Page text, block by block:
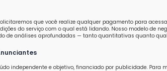
que você realize qualquer pagamento para
do serviço com o qual está lidando. Nosso modelo de
de análises aprofundadas — tanto quantitativas quanto
independente e objetivo, financiado por publicidade.